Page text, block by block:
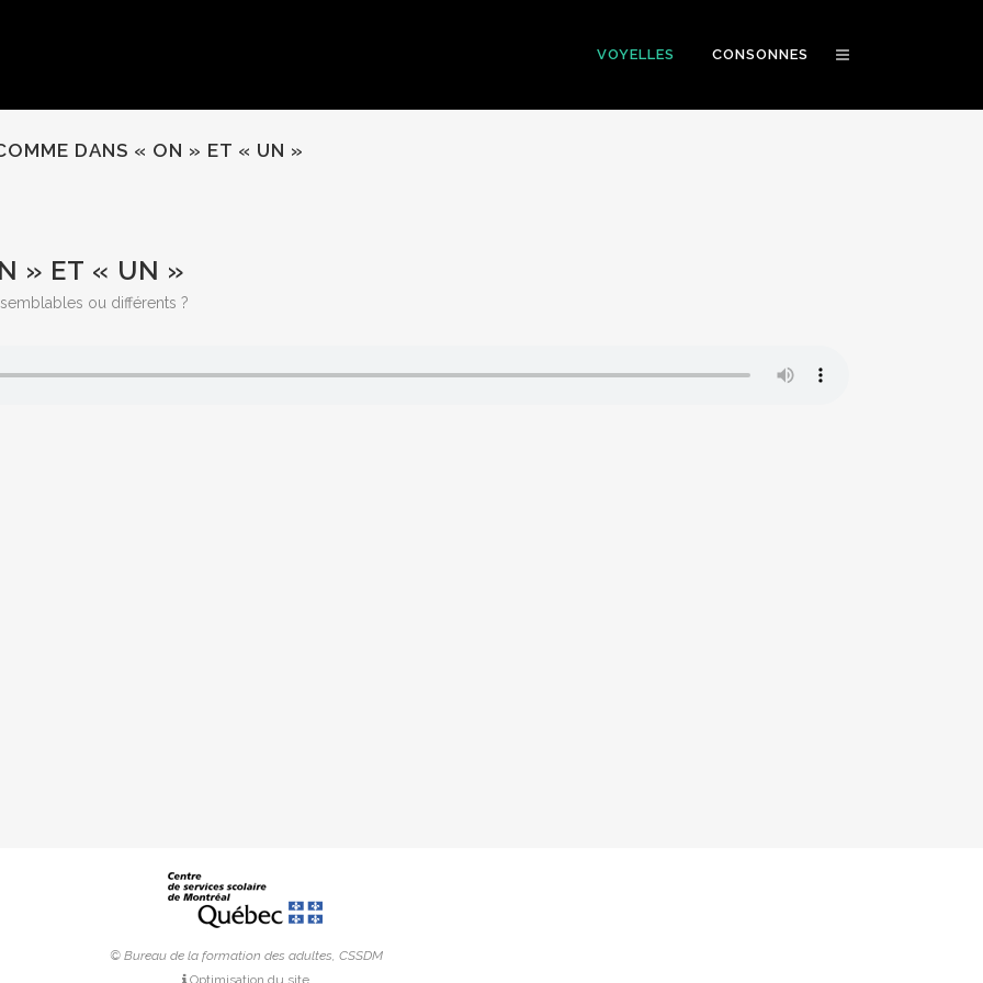
VOYELLES CONSONNES
DANS « ON » ET « UN »
» ET « UN »
ou différents ?
© Bureau de la formation des adultes, CSSDM
Optimisation du site